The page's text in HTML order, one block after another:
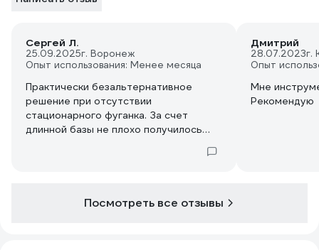
Сергей Л.
25.09.2025г. Воронеж
Опыт использования: Менее месяца
Практически безальтернативное
решение при отсутствии
стационарного фуганка. За счет
длинной базы не плохо получилось
метров. Брал чтобы сразу работать
отстрогаю и продам, но передумал,
Дмитрий
28.07.2023г.
Опыт
Мне
Рекомендую
Посмотреть все отзывы